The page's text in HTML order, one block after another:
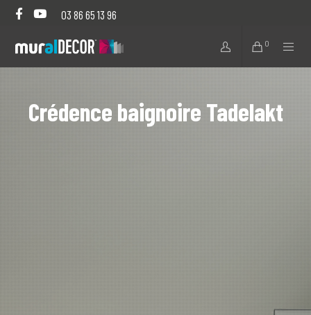
03 86 65 13 96
0
Crédence baignoire Tadelakt